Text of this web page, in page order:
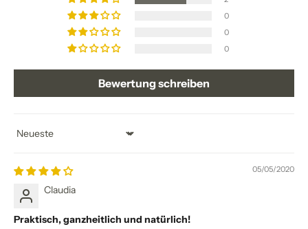
0
0
0
Bewertung schreiben
Sort by
05/05/2020
Claudia
Praktisch, ganzheitlich und natürlich!